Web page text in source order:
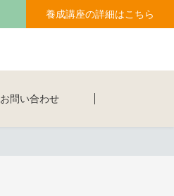
養成講座の詳細はこちら
お問い合わせ